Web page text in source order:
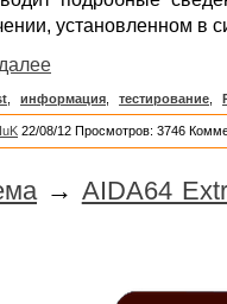
установленном в
информация тестирование
22/08/12 Просмотров: 3746
→ AIDA64